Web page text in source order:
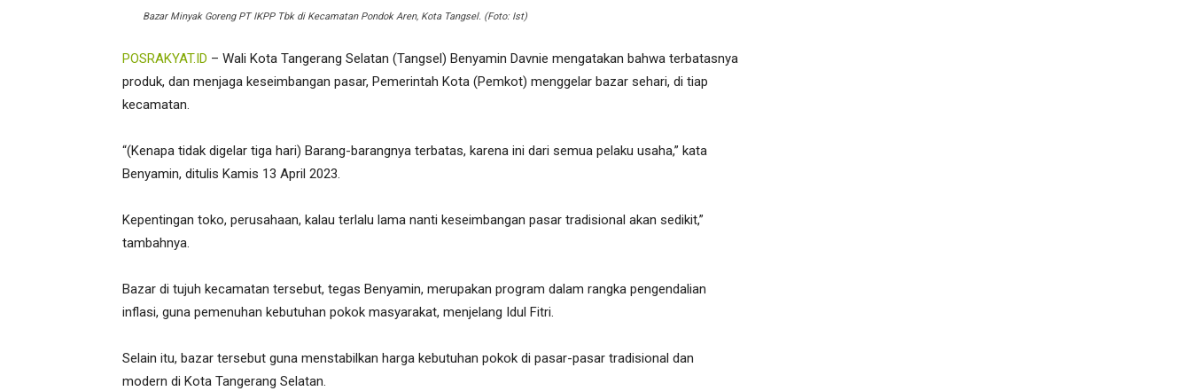
Bazar Minyak Goreng PT IKPP Tbk di Kecamatan Pondok Aren, Kota Tangsel. (Foto: Ist)
POSRAKYAT.ID – Wali Kota Tangerang Selatan (Tangsel) Benyamin Davnie mengatakan bahwa terbatasnya
produk, dan menjaga keseimbangan pasar, Pemerintah Kota (Pemkot) menggelar bazar sehari, di tiap
kecamatan.
“(Kenapa tidak digelar tiga hari) Barang-barangnya terbatas, karena ini dari semua pelaku usaha,” kata
Benyamin, ditulis Kamis 13 April 2023.
Kepentingan toko, perusahaan, kalau terlalu lama nanti keseimbangan pasar tradisional akan sedikit,”
tambahnya.
Bazar di tujuh kecamatan tersebut, tegas Benyamin, merupakan program dalam rangka pengendalian
inflasi, guna pemenuhan kebutuhan pokok masyarakat, menjelang Idul Fitri.
Selain itu, bazar tersebut guna menstabilkan harga kebutuhan pokok di pasar-pasar tradisional dan
modern di Kota Tangerang Selatan.